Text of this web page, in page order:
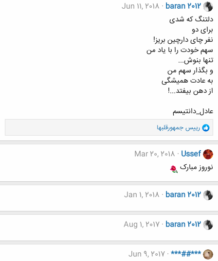
baran 2012
Jun 11, 2018
دلتنگ که شدی
برای دو
نفر چای دارچین بریز!
سهم خودت را با یاد من
تنها بنوش...
و بگذار سهم من
به عادت همیشگی
از دهن بیفتد...!
عادل_دانتیسم
و
ا
ک
ن
ه
ا
:
رییس جمهورقلبها
Ussef
Mar 20, 2018
نوروز مبارک
baran 2012
Jan 1, 2018
baran 2012
Aug 1, 2017
***##***
Jun 9, 2017